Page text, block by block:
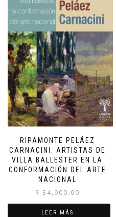
RIPAMONTE PELÁEZ
CARNACINI. ARTISTAS DE
VILLA BALLESTER EN LA
CONFORMACIÓN DEL ARTE
NACIONAL
$ 34,900.00
LEER MÁS